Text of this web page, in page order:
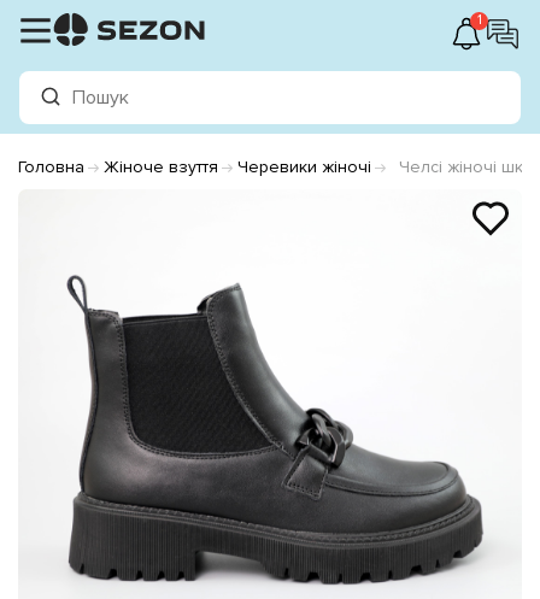
1
Головна Жіноче взуття Черевики жіночі Челсі жіночі